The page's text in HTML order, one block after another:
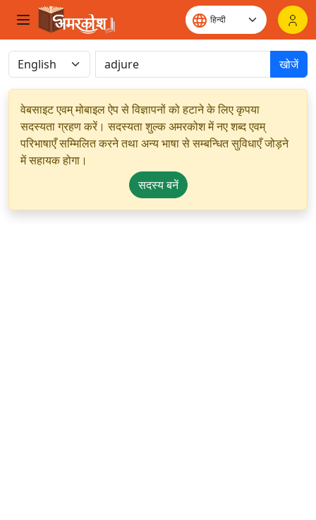
खोजें
वेबसाइट एवम् मोबाइल ऐप से विज्ञापनों को हटाने के लिए कृपया
सदस्यता ग्रहण करें। सदस्यता शुल्क अमरकोश में नए शब्द एवम्
परिभाषाएँ सम्मिलित करने तथा अन्य भाषा से सम्बन्धित सुविधाएँ जोड़ने
में सहायक होगा।
सदस्य बनें